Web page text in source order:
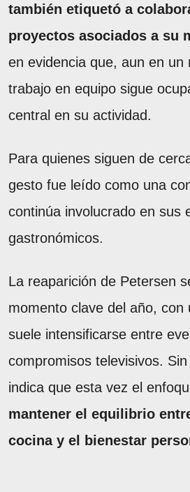
también etiquetó a
proyectos asociados a su
en evidencia que, aun en un
trabajo en equipo sigue
central en su actividad.
Para quienes siguen de
gesto fue leído como una
continúa involucrado en sus
gastronómicos.
La reaparición de Petersen
momento clave del año, con
suele intensificarse entre
compromisos televisivos.
indica que esta vez el
mantener el equilibrio
cocina y el bienestar